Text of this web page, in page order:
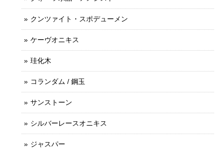
クンツァイト・スポデューメン
ケーヴオニキス
珪化木
コランダム / 鋼玉
サンストーン
シルバーレースオニキス
ジャスパー